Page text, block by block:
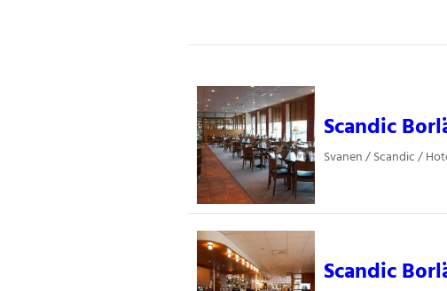
Scandic
Svanen / Scandic /
Scandic